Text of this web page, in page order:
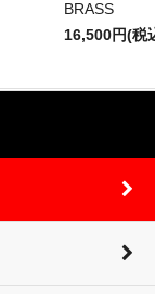
BRASS
16,500円(税